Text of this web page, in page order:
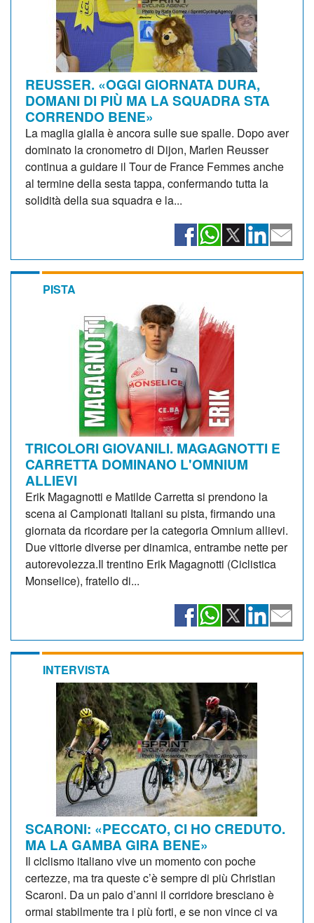
REUSSER. «OGGI GIORNATA DURA,
DOMANI DI PIÙ MA LA SQUADRA STA
CORRENDO BENE»
La maglia gialla è ancora sulle sue spalle. Dopo aver
dominato la cronometro di Dijon, Marlen Reusser
continua a guidare il Tour de France Femmes anche
al termine della sesta tappa, confermando tutta la
solidità della sua squadra e la...
PISTA
TRICOLORI GIOVANILI. MAGAGNOTTI E
CARRETTA DOMINANO L'OMNIUM
ALLIEVI
Erik Magagnotti e Matilde Carretta si prendono la
scena ai Campionati Italiani su pista, firmando una
giornata da ricordare per la categoria Omnium allievi.
Due vittorie diverse per dinamica, entrambe nette per
autorevolezza.Il trentino Erik Magagnotti (Ciclistica
Monselice), fratello di...
INTERVISTA
SCARONI: «PECCATO, CI HO CREDUTO.
MA LA GAMBA GIRA BENE»
Il ciclismo italiano vive un momento con poche
certezze, ma tra queste c’è sempre di più Christian
Scaroni. Da un paio d’anni il corridore bresciano è
ormai stabilmente tra i più forti, e se non vince ci va